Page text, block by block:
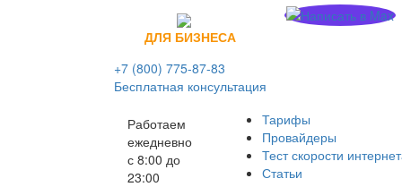
ДЛЯ БИЗНЕСА
+7 (800) 775-87-83
Бесплатная консультация
Работаем
ежедневно
с 8:00 до
23:00
Тарифы
Провайдеры
Тест скорости
Статьи